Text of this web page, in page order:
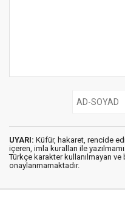
UYARI: Küfür, hakaret, rencide
içeren, imla kuralları ile
Türkçe karakter kullanılmayan
onaylanmamaktadır.